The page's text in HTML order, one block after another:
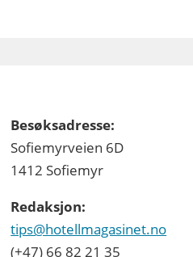
Besøksadresse:
Sofiemyrveien 6D
1412 Sofiemyr
Redaksjon:
tips@hotellmagasinet.no
(+47) 66 82 21 35